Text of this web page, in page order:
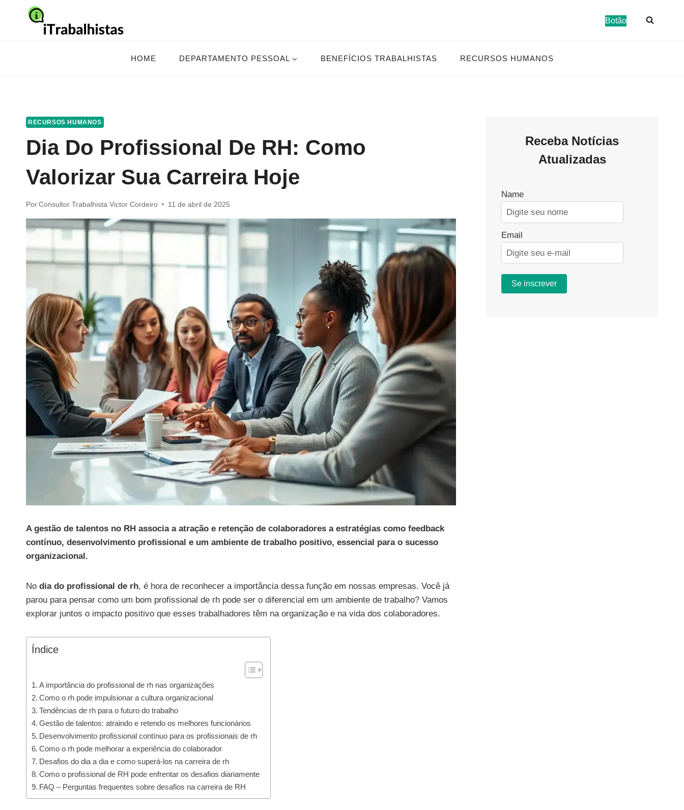
Botão
HOME DEPARTAMENTO PESSOAL BENEFÍCIOS TRABALHISTAS RECURSOS HUMANOS
RECURSOS HUMANOS
Dia Do Profissional De RH: Como
Valorizar Sua Carreira Hoje
Por Consultor Trabalhista Victor Cordeiro 11 de abril de 2025
A gestão de talentos no RH associa a atração e retenção de colaboradores a estratégias como feedback
contínuo, desenvolvimento profissional e um ambiente de trabalho positivo, essencial para o sucesso
organizacional.
No dia do profissional de rh, é hora de reconhecer a importância dessa função em nossas empresas. Você já
parou para pensar como um bom profissional de rh pode ser o diferencial em um ambiente de trabalho? Vamos
explorar juntos o impacto positivo que esses trabalhadores têm na organização e na vida dos colaboradores.
Índice
A importância do profissional de rh nas organizações
Como o rh pode impulsionar a cultura organizacional
Tendências de rh para o futuro do trabalho
Gestão de talentos: atraindo e retendo os melhores funcionários
Desenvolvimento profissional contínuo para os profissionais de rh
Como o rh pode melhorar a experiência do colaborador
Desafios do dia a dia e como superá-los na carreira de rh
Como o profissional de RH pode enfrentar os desafios diariamente
FAQ – Perguntas frequentes sobre desafios na carreira de RH
Receba Notícias
Atualizadas
Name
Email